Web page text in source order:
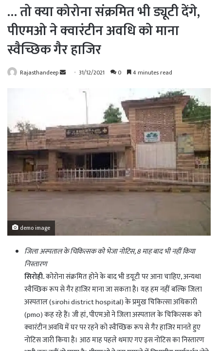
… तो क्या कोरोना संक्रमित भी ड्यूटी देंगे,
पीएमओ ने क्वारंटीन अवधि को माना
स्वैच्छिक गैर हाजिर
Rajasthandeep
Send 31/12/2021 0 4 minutes read
demo image
जिला अस्पताल के चिकित्सक को भेजा नोटिस, 8 माह बाद भी नहीं किया
निस्तारण
सिरोही.कोरोना संक्रमित होने के बाद भी डयूटी पर आना चाहिए, अन्यथा
स्वैच्छिक रूप से गैर हाजिर माना जा सकता है। यह हम नहीं बल्कि जिला
अस्पताल (sirohi district hospital) के प्रमुख चिकित्सा अधिकारी
(pmo) कह रहे हैं। जी हां, पीएमओ ने जिला अस्पताल के चिकित्सक को
क्वारंटीन अवधि में घर पर रहने को स्वैच्छिक रूप से गैर हाजिर मानते हुए
नोटिस जारी किया है। आठ माह पहले थमाए गए इस नोटिस का निस्तारण